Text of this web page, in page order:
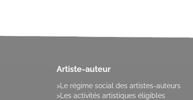
Artiste-auteur
Le régime social des artistes-auteurs
Les activités artistiques éligibles